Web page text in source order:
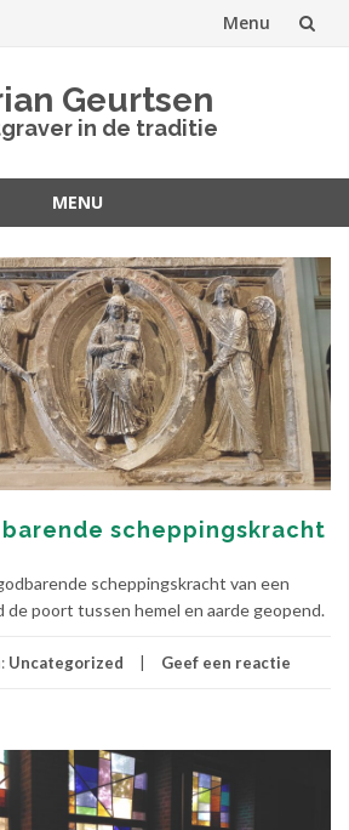
Menu
Geurtsen
in de traditie
MENU
barende scheppingskracht
scheppingskracht van een
de poort tussen hemel en aarde geopend.
Uncategorized Geef een reactie